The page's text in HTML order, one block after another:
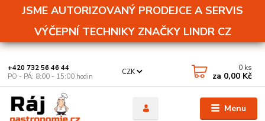
JSME AUTORIZOVANÝ PRODEJCE A SERVIS
VÝČEPNÍ TECHNIKY ZNAČKY LINDR CZ
Menu
CZK
+420 732 56 46 44
PO - PÁ: 8:00 - 15:00 hodin
0 ks
za 0,00 Kč